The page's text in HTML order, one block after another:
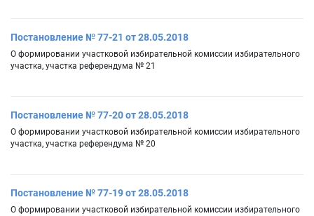
Постановление № 77-21 от 28.05.2018
О формировании участковой избирательной комиссии избирательного
участка, участка референдума № 21
Постановление № 77-20 от 28.05.2018
О формировании участковой избирательной комиссии избирательного
участка, участка референдума № 20
Постановление № 77-19 от 28.05.2018
О формировании участковой избирательной комиссии избирательного